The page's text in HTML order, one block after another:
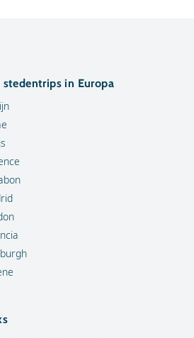
stedentrips in Europa